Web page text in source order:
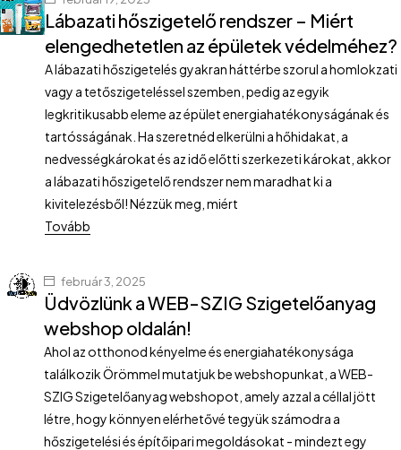
Lábazati hőszigetelő rendszer – Miért
elengedhetetlen az épületek védelméhez?
A lábazati hőszigetelés gyakran háttérbe szorul a homlokzati
vagy a tetőszigeteléssel szemben, pedig az egyik
legkritikusabb eleme az épület energiahatékonyságának és
tartósságának. Ha szeretnéd elkerülni a hőhidakat, a
nedvességkárokat és az idő előtti szerkezeti károkat, akkor
a lábazati hőszigetelő rendszer nem maradhat ki a
kivitelezésből! Nézzük meg, miért
Tovább
február 3, 2025
Üdvözlünk a WEB-SZIG Szigetelőanyag
webshop oldalán!
Ahol az otthonod kényelme és energiahatékonysága
találkozik Örömmel mutatjuk be webshopunkat, a WEB-
SZIG Szigetelőanyag webshopot, amely azzal a céllal jött
létre, hogy könnyen elérhetővé tegyük számodra a
hőszigetelési és építőipari megoldásokat - mindezt egy